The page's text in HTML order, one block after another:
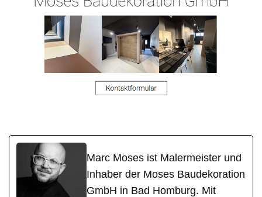
Marc Moses ist Malermeister und
Inhaber der Moses Baudekoration
GmbH in Bad Homburg. Mit